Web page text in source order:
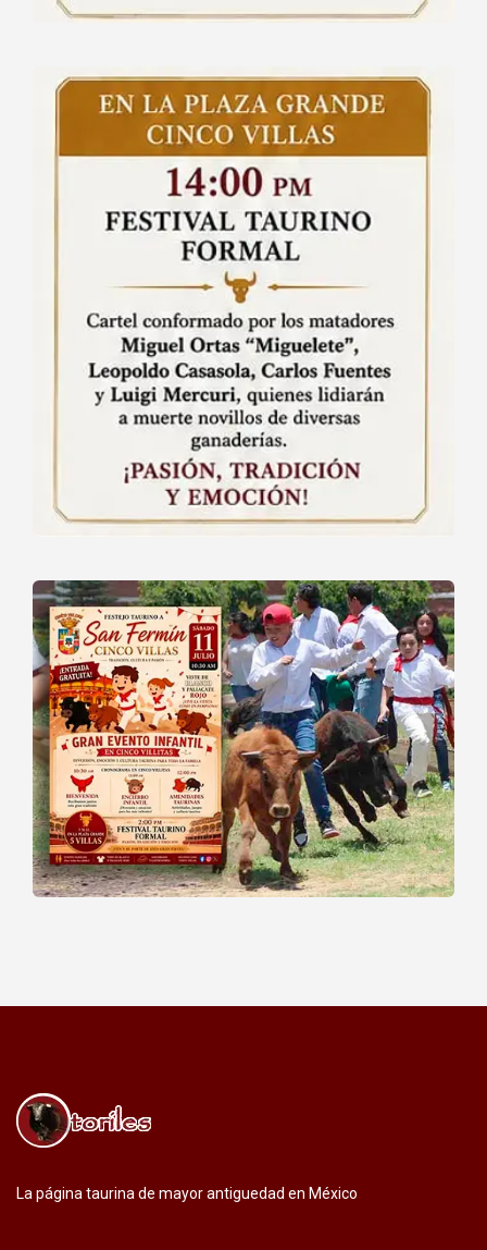
La página taurina de mayor antiguedad en México